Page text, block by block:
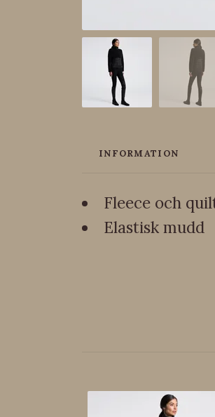
INFORMATION
Fleece och
Elastisk mudd